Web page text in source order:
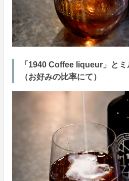
「1940 Coffee liqueur」と
（お好みの比率にて）